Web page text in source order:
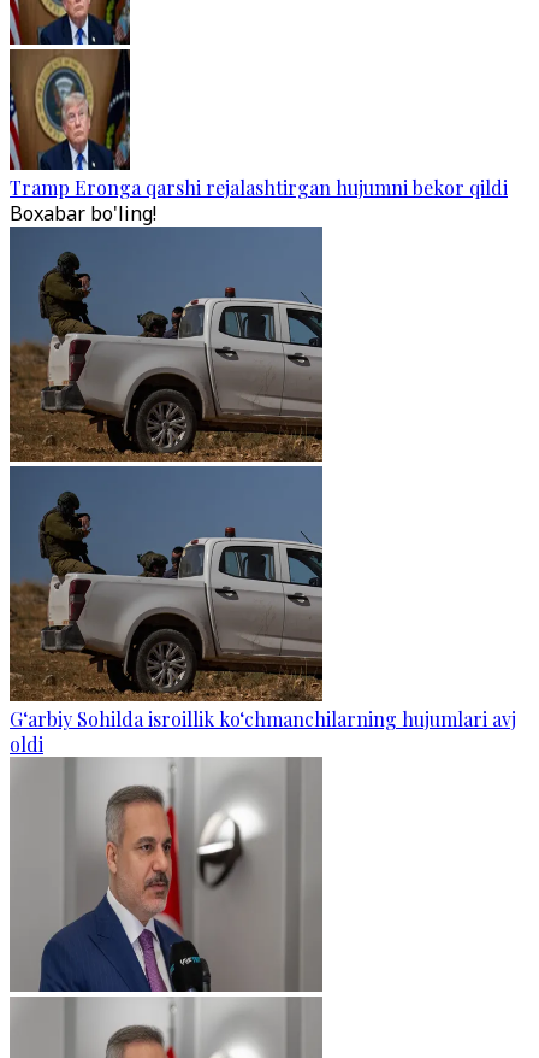
Tramp Eronga qarshi rejalashtirgan hujumni bekor qildi
Boxabar bo'ling!
G‘arbiy Sohilda isroillik ko‘chmanchilarning hujumlari avj
oldi